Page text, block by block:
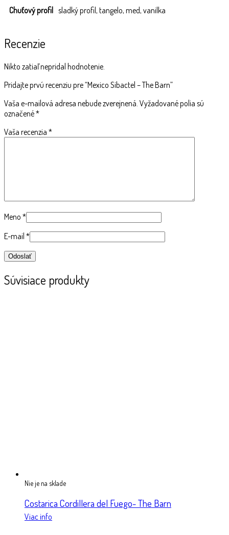
Chuťový profil sladký profil, tangelo, med, vanilka
Recenzie
Nikto zatiaľ nepridal hodnotenie.
Pridajte prvú recenziu pre “Mexico Sibactel – The Barn”
Vaša e-mailová adresa nebude zverejnená. Vyžadované polia sú
označené*
Vaša recenzia *
Meno *
E-mail *
Súvisiace produkty
Nie je na sklade
Costarica Cordillera del Fuego- The Barn
Viac info